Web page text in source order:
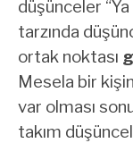
düşünceler
tarzında
ortak noktası
Mesela bir
var olması
takım